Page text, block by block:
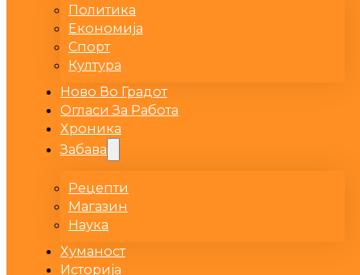
Политика
Економија
Спорт
Култура
Ново Во Градот
Огласи За Работа
Хроника
Забава
Рецепти
Магазин
Наука
Хуманост
Историја